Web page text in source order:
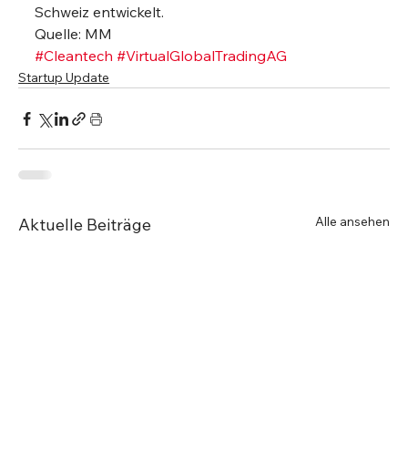
Schweiz entwickelt.
Quelle: MM
#Cleantech #VirtualGlobalTradingAG
Startup Update
Aktuelle Beiträge Alle ansehen